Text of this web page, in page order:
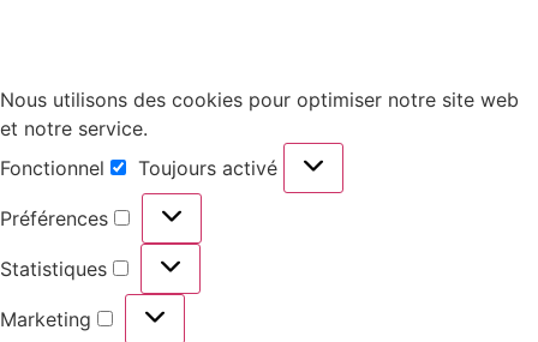
Nous utilisons des cookies pour optimiser notre site web
et notre service.
Fonctionnel
Fonctionnel
Toujours activé
Préférences
Préférences
Statistiques
Statistiques
Marketing
Marketing